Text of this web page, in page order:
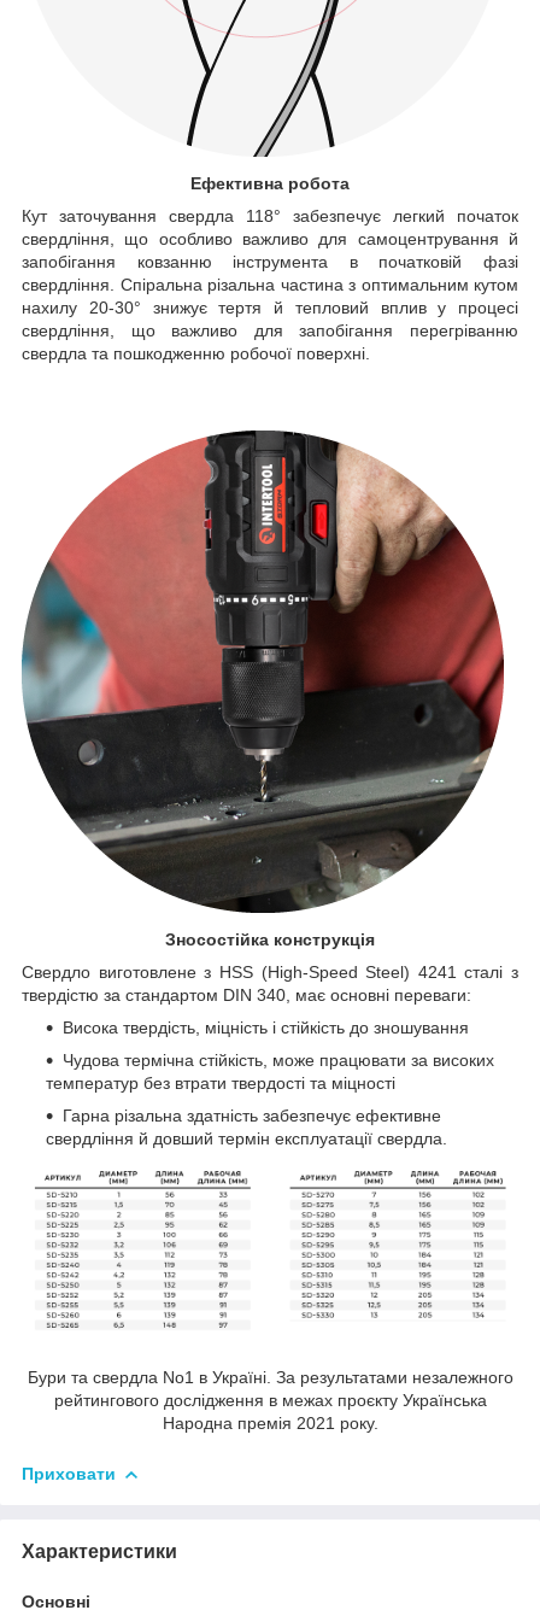
Ефективна робота
Кут заточування свердла 118° забезпечує легкий початок
свердління, що особливо важливо для самоцентрування й
запобігання ковзанню інструмента в початковій фазі
свердління. Спіральна різальна частина з оптимальним кутом
нахилу 20-30° знижує тертя й тепловий вплив у процесі
свердління, що важливо для запобігання перегріванню
свердла та пошкодженню робочої поверхні.
Зносостійка конструкція
Свердло виготовлене з HSS (High-Speed Steel) 4241 сталі з
твердістю за стандартом DIN 340, має основні переваги:
Висока твердість, міцність і стійкість до зношування
Чудова термічна стійкість, може працювати за високих
температур без втрати твердості та міцності
Гарна різальна здатність забезпечує ефективне
свердління й довший термін експлуатації свердла.
Бури та свердла No1 в Україні. За результатами незалежного
рейтингового дослідження в межах проєкту Українська
Народна премія 2021 року.
Приховати
Характеристики
Основні